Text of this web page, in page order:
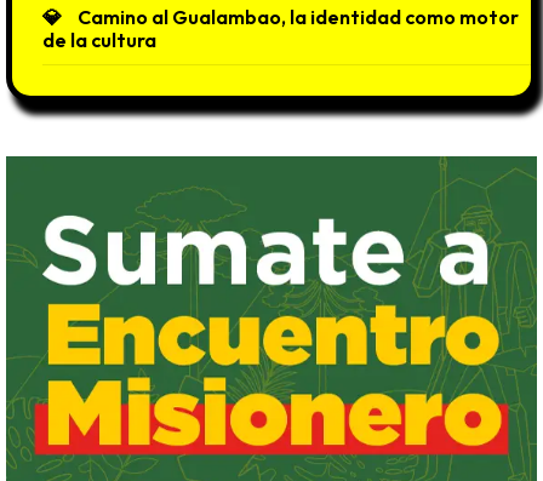
Camino al Gualambao, la identidad como motor
de la cultura